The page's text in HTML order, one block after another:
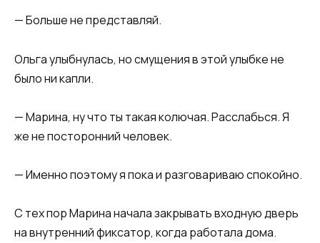
— Больше не представляй.
Ольга улыбнулась, но смущения в этой улыбке не
было ни капли.
— Марина, ну что ты такая колючая. Расслабься. Я
же не посторонний человек.
— Именно поэтому я пока и разговариваю спокойно.
С тех пор Марина начала закрывать входную дверь
на внутренний фиксатор, когда работала дома.